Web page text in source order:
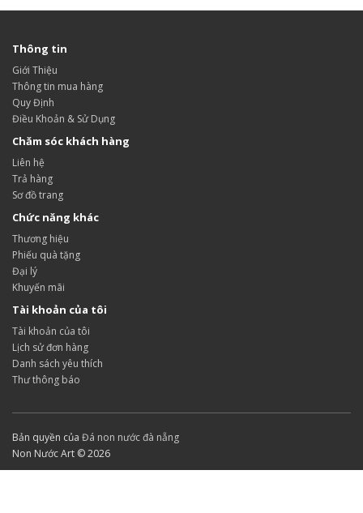
Thông tin
Giới Thiệu
Thông tin mua hàng
Quy Định
Điều Khoản & Sử Dụng
Chăm sóc khách hàng
Liên hệ
Trả hàng
Sơ đồ trang
Chức năng khác
Thương hiệu
Phiếu quà tặng
Đại lý
Khuyến mãi
Tài khoản của tôi
Tài khoản của tôi
Lịch sử đơn hàng
Danh sách yêu thích
Thư thông báo
Bản quyền của Đá non nước đà nẵng
Non Nước Art © 2026